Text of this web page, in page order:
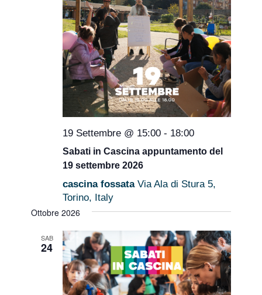
19 Settembre @ 15:00 - 18:00
Sabati in Cascina appuntamento del
19 settembre 2026
cascina fossataVia Ala di Stura 5,
Torino, Italy
Ottobre 2026
SAB
24